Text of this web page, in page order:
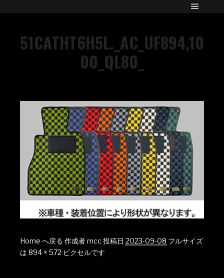
51CATHT6H5L._AC_UF894,10
00_QL80_
Home へ戻る 作成者mcc投稿日 2023-09-08 フルサイズ
は 894 × 572 ピクセルです